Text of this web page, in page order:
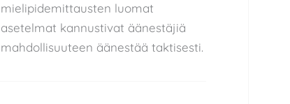
mielipidemittausten luomat
asetelmat kannustivat äänestäjiä
mahdollisuuteen äänestää taktisesti.